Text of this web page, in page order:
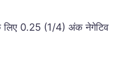
लिए 0.25 (1/4) अंक नेगेटिव